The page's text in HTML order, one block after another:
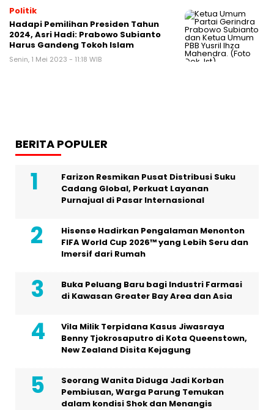
Politik
Hadapi Pemilihan Presiden Tahun
2024, Asri Hadi: Prabowo Subianto
Harus Gandeng Tokoh Islam
Senin, 1 Mei 2023 - 11:18 WIB
BERITA POPULER
Farizon Resmikan Pusat Distribusi Suku
Cadang Global, Perkuat Layanan
Purnajual di Pasar Internasional
Hisense Hadirkan Pengalaman Menonton
FIFA World Cup 2026™ yang Lebih Seru dan
Imersif dari Rumah
Buka Peluang Baru bagi Industri Farmasi
di Kawasan Greater Bay Area dan Asia
Vila Milik Terpidana Kasus Jiwasraya
Benny Tjokrosaputro di Kota Queenstown,
New Zealand Disita Kejagung
Seorang Wanita Diduga Jadi Korban
Pembiusan, Warga Parung Temukan
dalam kondisi Shok dan Menangis